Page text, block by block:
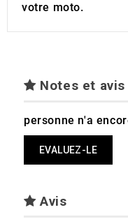
votre moto.
Notes et
personne n'a
EVALUEZ-LE
Avis